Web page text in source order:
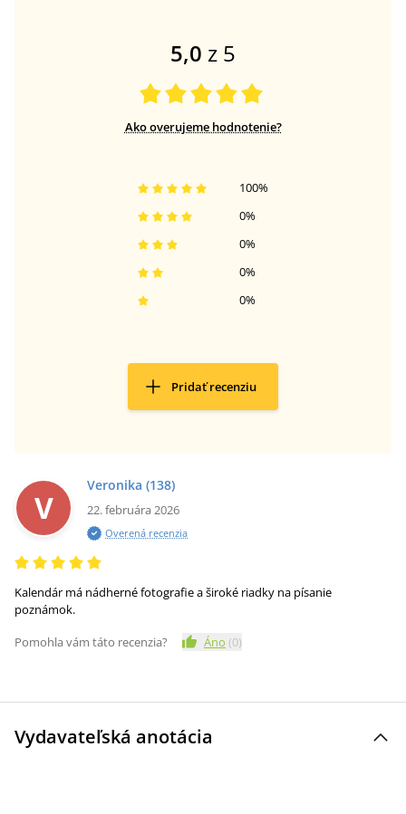
5,0 z 5
Ako overujeme hodnotenie?
0%
0%
0%
0%
100%
Pridať recenziu
V
Veronika (138)
22. februára 2026
Overená recenzia
Kalendár má nádherné fotografie a široké riadky na písanie
poznámok.
Pomohla vám táto recenzia?
Áno (0)
Vydavateľská anotácia